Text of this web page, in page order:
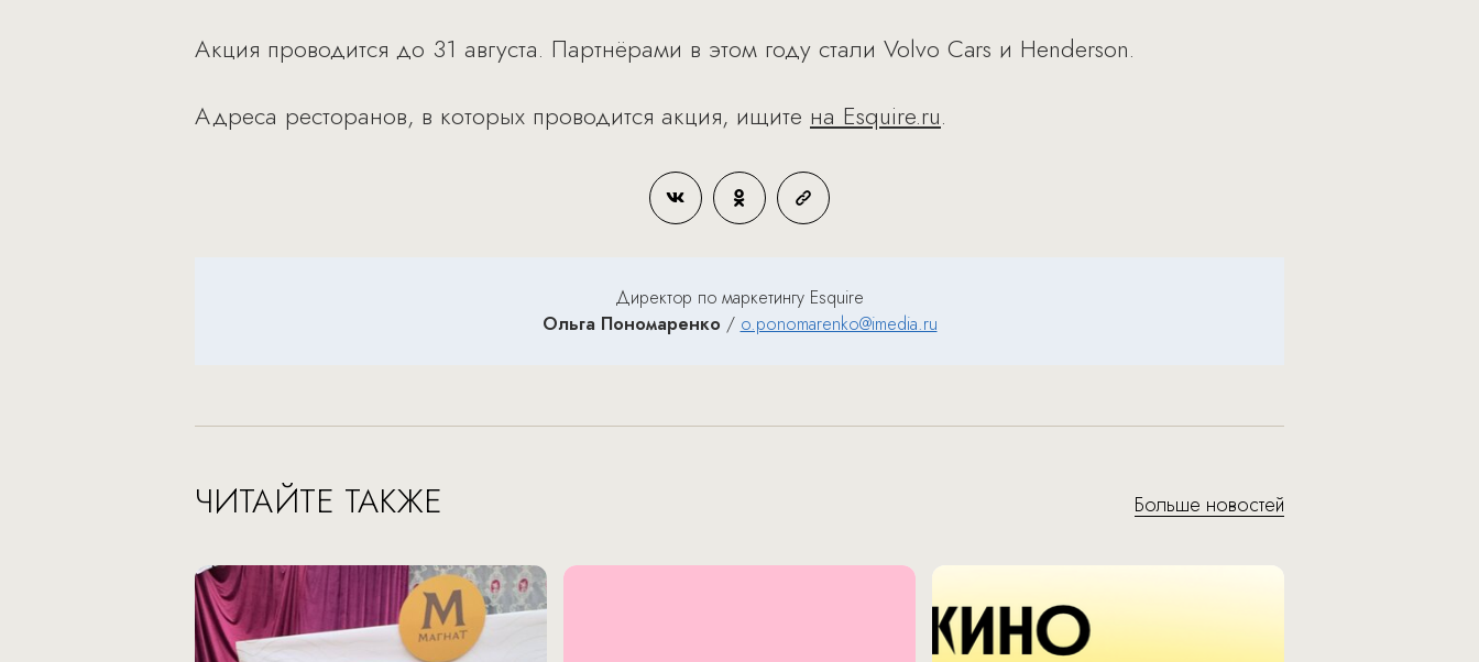
Акция проводится до 31 августа. Партнёрами в этом году стали Volvo Cars и Henderson.
Адреса ресторанов, в которых проводится акция, ищите на Esquire.ru.
Директор по маркетингу Esquire
Ольга Пономаренко / o.ponomarenko@imedia.ru
ЧИТАЙТЕ ТАКЖЕ Больше новостей